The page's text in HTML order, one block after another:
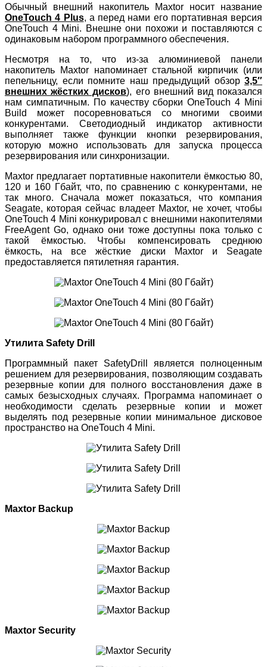
Обычный внешний накопитель Maxtor носит название
OneTouch 4 Plus, а перед нами его портативная версия
OneTouch 4 Mini. Внешне они похожи и поставляются с
одинаковым набором программного обеспечения.
Несмотря на то, что из-за алюминиевой панели
накопитель Maxtor напоминает стальной кирпичик (или
пепельницу, если помните наш предыдущий обзор 3,5″
внешних жёстких дисков), его внешний вид показался
нам симпатичным. По качеству сборки OneTouch 4 Mini
Build может посоревноваться со многими своими
конкурентами. Светодиодный индикатор активности
выполняет также функции кнопки резервирования,
которую можно использовать для запуска процесса
резервирования или синхронизации.
Maxtor предлагает портативные накопители ёмкостью 80,
120 и 160 Гбайт, что, по сравнению с конкурентами, не
так много. Сначала может показаться, что компания
Seagate, которая сейчас владеет Maxtor, не хочет, чтобы
OneTouch 4 Mini конкурировал с внешними накопителями
FreeAgent Go, однако они тоже доступны пока только с
такой ёмкостью. Чтобы компенсировать среднюю
ёмкость, на все жёсткие диски Maxtor и Seagate
предоставляется пятилетняя гарантия.
Утилита Safety Drill
Программный пакет SafetyDrill является полноценным
решением для резервирования, позволяющим создавать
резервные копии для полного восстановления даже в
самых безысходных случаях. Программа напоминает о
необходимости сделать резервные копии и может
выделять под резервные копии минимальное дисковое
пространство на OneTouch 4 Mini.
Maxtor Backup
Maxtor Security